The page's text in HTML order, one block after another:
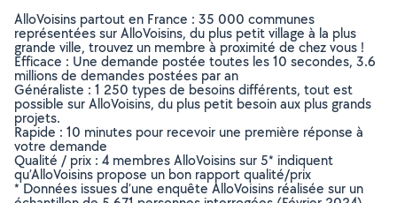
AlloVoisins partout en France : 35 000 communes
représentées sur AlloVoisins, du plus petit village à la plus
grande ville, trouvez un membre à proximité de chez vous !
Efficace : Une demande postée toutes les 10 secondes, 3.6
millions de demandes postées par an
Généraliste : 1 250 types de besoins différents, tout est
possible sur AlloVoisins, du plus petit besoin aux plus grands
projets.
Rapide : 10 minutes pour recevoir une première réponse à
votre demande
Qualité / prix : 4 membres AlloVoisins sur 5* indiquent
qu’AlloVoisins propose un bon rapport qualité/prix
* Données issues d’une enquête AlloVoisins réalisée sur un